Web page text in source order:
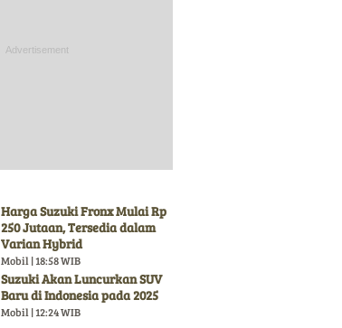
Harga Suzuki Fronx Mulai Rp
250 Jutaan, Tersedia dalam
Varian Hybrid
Mobil | 18:58 WIB
Suzuki Akan Luncurkan SUV
Baru di Indonesia pada 2025
Mobil | 12:24 WIB